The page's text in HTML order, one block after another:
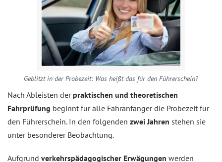
Geblitzt in der Probezeit: Was heißt das für den Führerschein?
Nach Ableisten der praktischen und theoretischen
Fahrprüfung beginnt für alle Fahranfänger die Probezeit für
den Führerschein. In den folgenden zwei Jahren stehen sie
unter besonderer Beobachtung.
Aufgrund verkehrspädagogischer Erwägungen werden